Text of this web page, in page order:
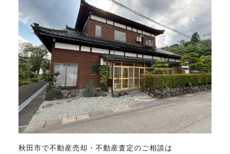
秋田市で不動産売却・不動産査定のご相談は